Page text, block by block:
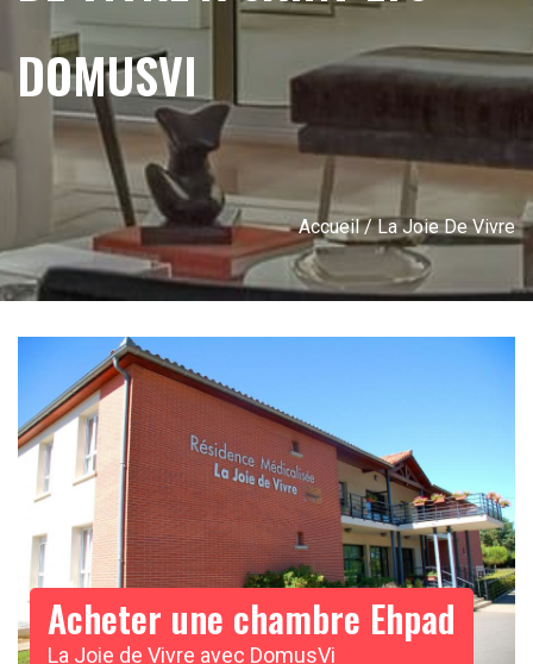
DOMUSVI
Accueil/ La Joie De Vivre
Acheter une chambre Ehpad
La Joie de Vivre avec DomusVi